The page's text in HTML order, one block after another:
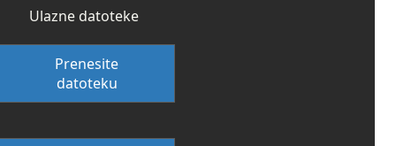
Ulazne datoteke
Prenesite
datoteku